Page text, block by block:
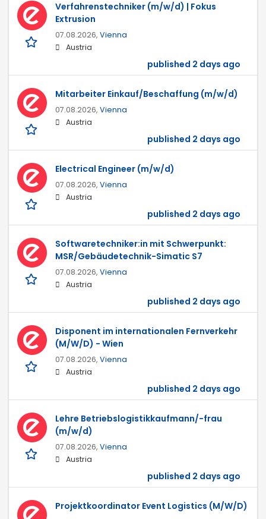
Verfahrenstechniker (m/w/d) | Fokus
Extrusion
07.08.2026, Vienna
Austria
published 2 days ago
Mitarbeiter Einkauf/Beschaffung (m/w/d)
07.08.2026, Vienna
Austria
published 2 days ago
Electrical Engineer (m/w/d)
07.08.2026, Vienna
Austria
published 2 days ago
Softwaretechniker:in mit Schwerpunkt:
MSR/Gebäudetechnik-Simatic S7
07.08.2026, Vienna
Austria
published 2 days ago
Disponent im internationalen Fernverkehr
(M/W/D) - Wien
07.08.2026, Vienna
Austria
published 2 days ago
Lehre Betriebslogistikkaufmann/-frau
(m/w/d)
07.08.2026, Vienna
Austria
published 2 days ago
Projektkoordinator Event Logistics (M/W/D)